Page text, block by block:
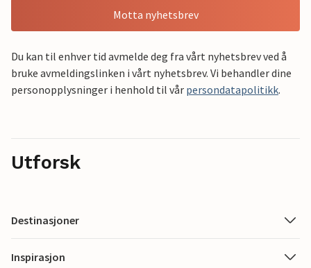
Motta nyhetsbrev
Du kan til enhver tid avmelde deg fra vårt nyhetsbrev ved å
bruke avmeldingslinken i vårt nyhetsbrev. Vi behandler dine
personopplysninger i henhold til vår persondatapolitikk.
Utforsk
Destinasjoner
Inspirasjon